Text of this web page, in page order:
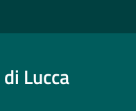
Lucca